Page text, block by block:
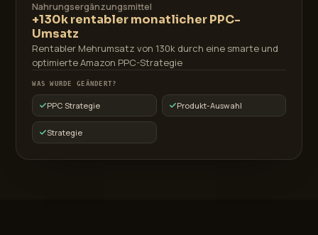
Nahrungsergänzungsmittel
+130k rentabler monatlicher PPC-
Umsatz
Rentabler Mehrumsatz von 130k durch eine smarte und
optimierte Amazon PPC-Strategie
WAS WURDE GEÄNDERT?
PPC Strategie Produkt-Auswahl
Strategie